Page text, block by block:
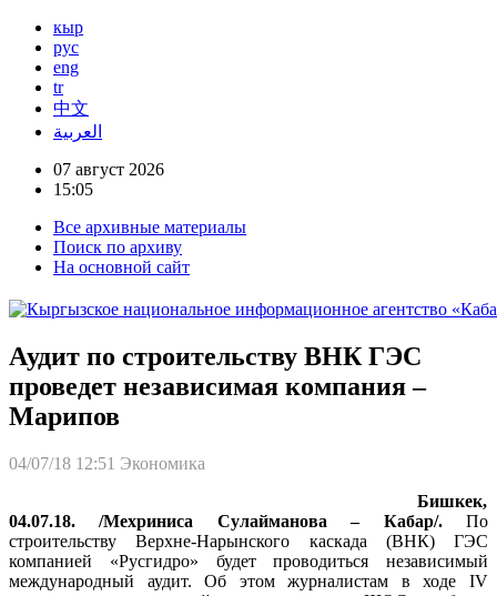
кыр
рус
eng
tr
中文
العربية
07 август 2026
15:05
Все архивные материалы
Поиск по архиву
На основной сайт
Аудит по строительству ВНК ГЭС
проведет независимая компания –
Марипов
04/07/18 12:51 Экономика
Бишкек,
04.07.18. /Мехриниса Сулайманова – Кабар/.По
строительству Верхне-Нарынского каскада (ВНК) ГЭС
компанией «Русгидро» будет проводиться независимый
международный аудит. Об этом журналистам в ходе IV